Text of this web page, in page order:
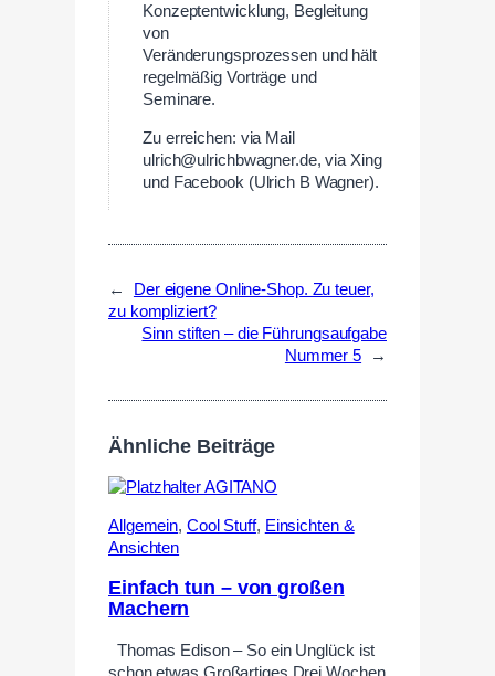
Konzeptentwicklung, Begleitung
von
Veränderungsprozessen und hält
regelmäßig Vorträge und
Seminare.
Zu erreichen: via Mail
ulrich@ulrichbwagner.de, via Xing
und Facebook (Ulrich B Wagner).
←
Der eigene Online-Shop. Zu teuer,
zu kompliziert?
Sinn stiften – die Führungsaufgabe
Nummer 5
→
Ähnliche Beiträge
Allgemein, Cool Stuff, Einsichten &
Ansichten
Einfach tun – von großen
Machern
Thomas Edison – So ein Unglück ist